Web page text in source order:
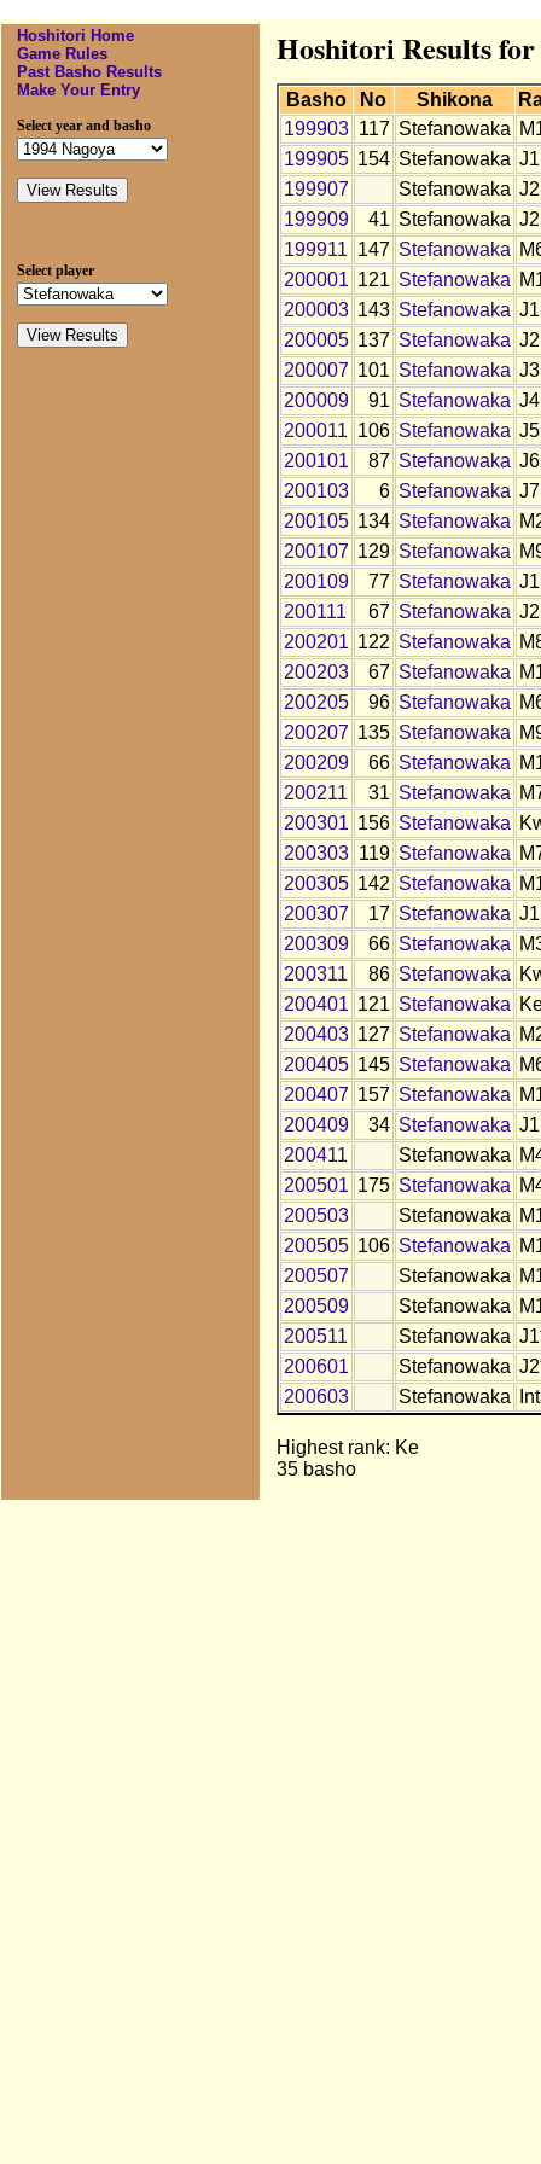
Hoshitori Home
Game Rules
Past Basho Results
Make Your Entry
Select year and basho
Select player
Hoshitori Results for
Basho No Shikona
199903 117 Stefanowaka
199905 154 Stefanowaka J1
199907
Stefanowaka J2
199909
41 Stefanowaka J2
199911 147 Stefanowaka
200001 121 Stefanowaka
200003 143 Stefanowaka J1
200005 137 Stefanowaka J2
200007 101 Stefanowaka J3
200009
91 Stefanowaka J4
200011 106 Stefanowaka J5
200101
87 Stefanowaka J6
200103
6 Stefanowaka J7
200105 134 Stefanowaka
200107 129 Stefanowaka
200109
77 Stefanowaka J1
200111
67 Stefanowaka J2
200201 122 Stefanowaka
200203
67 Stefanowaka
200205
96 Stefanowaka
200207 135 Stefanowaka
200209
66 Stefanowaka
200211
31 Stefanowaka
200301 156 Stefanowaka
200303 119 Stefanowaka
200305 142 Stefanowaka
200307
17 Stefanowaka J1
200309
66 Stefanowaka
200311
86 Stefanowaka
200401 121 Stefanowaka
200403 127 Stefanowaka
200405 145 Stefanowaka
200407 157 Stefanowaka
200409
34 Stefanowaka J1
200411
Stefanowaka
200501 175 Stefanowaka
200503
Stefanowaka
200505 106 Stefanowaka
200507
Stefanowaka
200509
Stefanowaka
200511
Stefanowaka
200601
Stefanowaka
200603
Stefanowaka
Highest rank: Ke
35 basho